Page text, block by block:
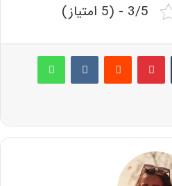
3/5 - (5 امتیاز)
‫تامبلر پینترست‫رددیت ‫VKontakteواتس آپ